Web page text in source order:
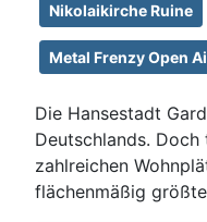
Nikolaikirche Ruine
Metal Frenzy Open
Die Hansestadt
Deutschlands.
zahlreichen
flächenmäßig